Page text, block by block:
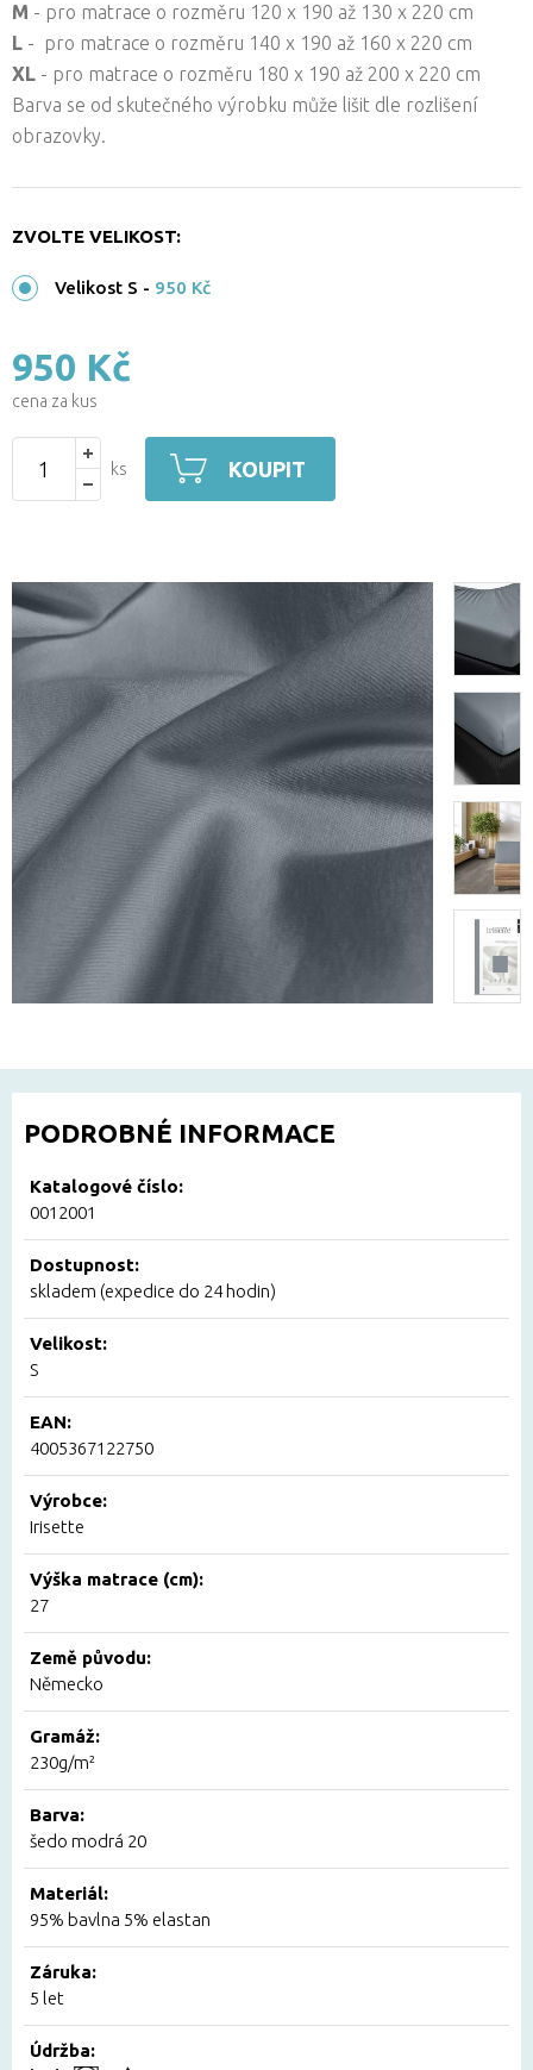
M - pro matrace o rozměru 120 x 190 až 130 x 220 cm
L - pro matrace o rozměru 140 x 190 až 160 x 220 cm
XL - pro matrace o rozměru 180 x 190 až 200 x 220 cm
Barva se od skutečného výrobku může lišit dle rozlišení
obrazovky.
ZVOLTE VELIKOST:
Velikost S - 950 Kč
950 Kč
cena za kus
ks KOUPIT
PODROBNÉ INFORMACE
Katalogové číslo:
0012001
Dostupnost:
skladem (expedice do 24 hodin)
Velikost:
S
EAN:
4005367122750
Výrobce:
Irisette
Výška matrace (cm):
27
Země původu:
Německo
Gramáž:
230g/m²
Barva:
šedo modrá 20
Materiál:
95% bavlna 5% elastan
Záruka:
5 let
Údržba: